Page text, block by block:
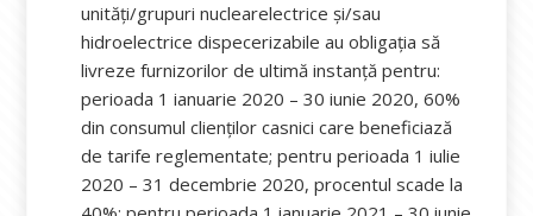
unități/grupuri nuclearelectrice și/sau
hidroelectrice dispecerizabile au obligația să
livreze furnizorilor de ultimă instanță pentru:
perioada 1 ianuarie 2020 – 30 iunie 2020, 60%
din consumul clienților casnici care beneficiază
de tarife reglementate; pentru perioada 1 iulie
2020 – 31 decembrie 2020, procentul scade la